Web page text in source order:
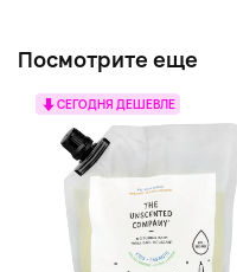
Посмотрите еще
СЕГОДНЯ ДЕШЕВЛЕ